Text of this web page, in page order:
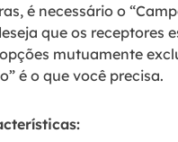
é necessário o
que os receptores
mutuamente
é o que você precisa.